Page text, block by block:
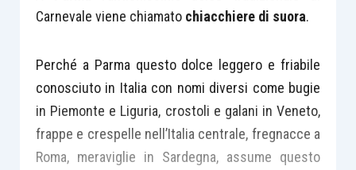
Carnevale viene chiamato chiacchiere di suora.
Perché a Parma questo dolce leggero e friabile
conosciuto in Italia con nomi diversi come bugie
in Piemonte e Liguria, crostoli e galani in Veneto,
frappe e crespelle nell’Italia centrale, fregnacce a
Roma, meraviglie in Sardegna, assume questo